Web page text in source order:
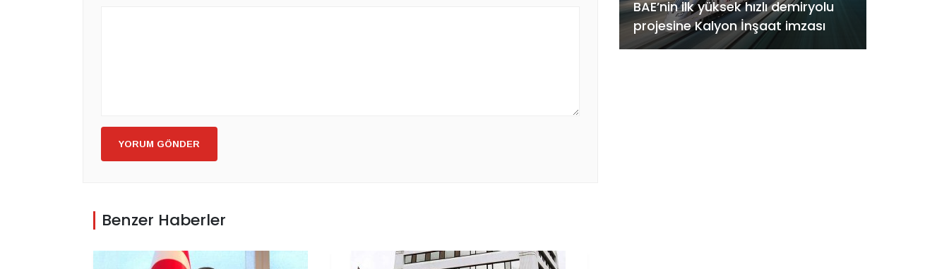
YORUM GÖNDER
Benzer Haberler
BAE’nin ilk yüksek hızlı demiryolu
projesine Kalyon İnşaat imzası